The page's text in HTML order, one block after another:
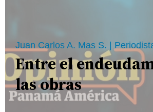
Juan Carlos A. Mas S. | Periodista
Entre el
las obras